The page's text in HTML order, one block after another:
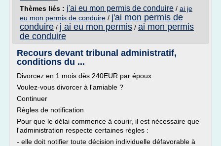
Thèmes liés : j'ai eu mon permis de conduire / ai je
eu mon permis de conduire / j'ai mon permis de
conduire / j ai eu mon permis / ai mon permis
de conduire
Recours devant tribunal administratif,
conditions du ...
Divorcez en 1 mois dès 240EUR par époux
Voulez-vous divorcer à l'amiable ?
Continuer
Règles de notification
Pour que le délai commence à courir, il est nécessaire que
l'administration respecte certaines règles :
- elle doit notifier toute décision individuelle défavorable à